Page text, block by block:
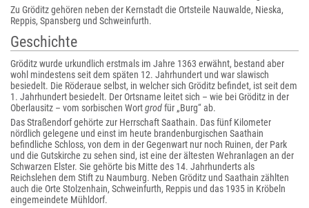
Zu Gröditz gehören neben der Kernstadt die Ortsteile Nauwalde, Nieska,
Reppis, Spansberg und Schweinfurth.
Geschichte
Gröditz wurde urkundlich erstmals im Jahre 1363 erwähnt, bestand aber
wohl mindestens seit dem späten 12. Jahrhundert und war slawisch
besiedelt. Die Röderaue selbst, in welcher sich Gröditz befindet, ist seit dem
1. Jahrhundert besiedelt. Der Ortsname leitet sich – wie bei Gröditz in der
Oberlausitz – vom sorbischen Wortgrodfür „Burg“ ab.
Das Straßendorf gehörte zur Herrschaft Saathain. Das fünf Kilometer
nördlich gelegene und einst im heute brandenburgischen Saathain
befindliche Schloss, von dem in der Gegenwart nur noch Ruinen, der Park
und die Gutskirche zu sehen sind, ist eine der ältesten Wehranlagen an der
Schwarzen Elster. Sie gehörte bis Mitte des 14. Jahrhunderts als
Reichslehen dem Stift zu Naumburg. Neben Gröditz und Saathain zählten
auch die Orte Stolzenhain, Schweinfurth, Reppis und das 1935 in Kröbeln
eingemeindete Mühldorf.